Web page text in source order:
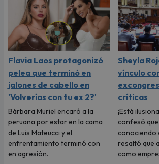
Flavia Laos protagonizó
pelea que terminó en
jalones de cabello en
'Volverías con tu ex 2?'
Bárbara Muriel encaró a la
peruana por estar en la cama
de Luis Mateucci y el
enfrentamiento terminó con
en agresión.
Sheyla
vínculo
críticas
¡Está
confesó
conociendo
resaltó que
como